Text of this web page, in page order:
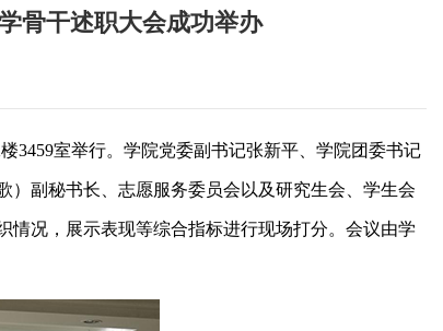
骨干述职大会成功举办
3459室举行。学院党委副书记张新平、学院团委书记
副秘书长、志愿服务委员会以及研究生会、学生会
况，展示表现等综合指标进行现场打分。会议由学